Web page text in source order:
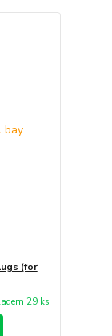
(for
29 ks